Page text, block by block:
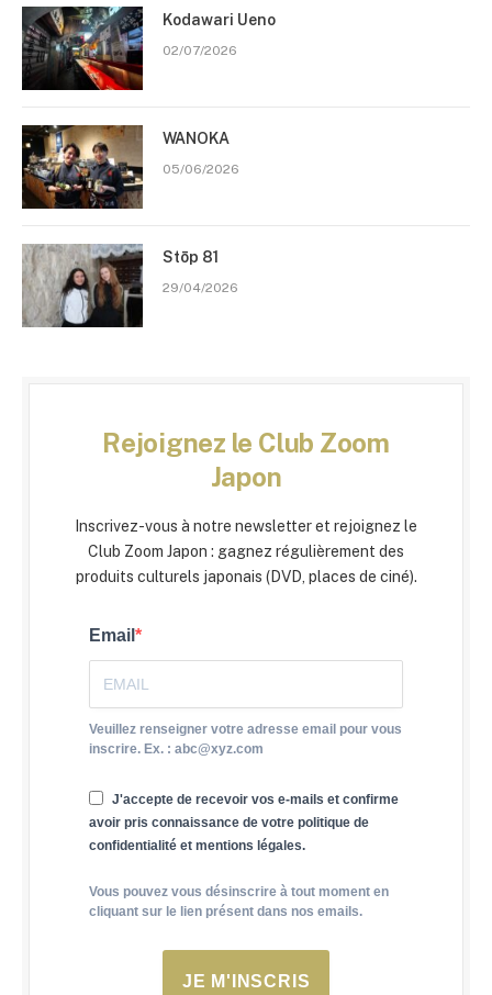
Kodawari Ueno
02/07/2026
WANOKA
05/06/2026
Stōp 81
29/04/2026
Rejoignez le Club Zoom
Japon
Inscrivez-vous à notre newsletter et rejoignez le
Club Zoom Japon : gagnez régulièrement des
produits culturels japonais (DVD, places de ciné).
Email
Veuillez renseigner votre adresse email pour vous
inscrire. Ex. : abc@xyz.com
J'accepte de recevoir vos e-mails et confirme
avoir pris connaissance de votre politique de
confidentialité et mentions légales.
Vous pouvez vous désinscrire à tout moment en
cliquant sur le lien présent dans nos emails.
JE M'INSCRIS